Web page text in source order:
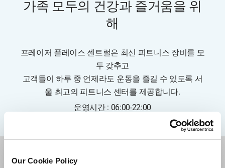
Our Cookie Policy
가족 모두의 건강과 즐거움을 위
해
프레이저 플레이스 센트럴은 최신 피트니스 장비를 모
두 갖추고
고객들이 하루 중 언제라도 운동을 즐길 수 있도록 서
울 최고의 피트니스 센터를 제공합니다.
운영시간 : 06:00-22:00
적지